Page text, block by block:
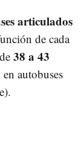
articulados
de cada
38 a 43
autobuses